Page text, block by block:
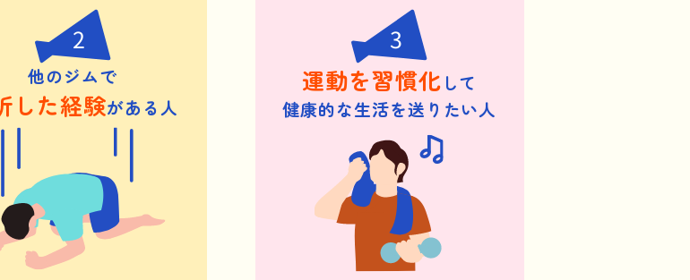
2
他のジムで
した経験がある人
3
運動を習慣化 して
健康的な生活を送りたい人